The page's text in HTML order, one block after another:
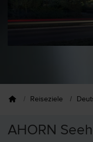
Reiseziele
AHORN